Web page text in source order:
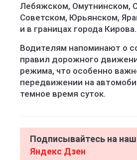
Лебяжском, Омутнинском,
Советском, Юрьянском,
и в границах города Кирова.
Водителям напоминают о
правил дорожного
режима, что особенно
передвижении на
темное время суток.
Подписывайтесь на
Яндекс Дзен